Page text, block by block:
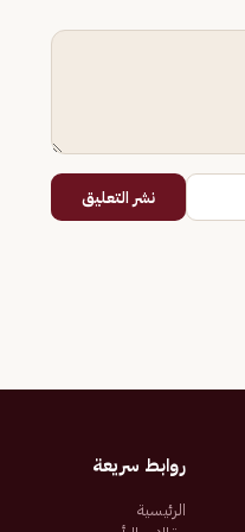
نشر التعليق
روابط سريعة
الرئيسية